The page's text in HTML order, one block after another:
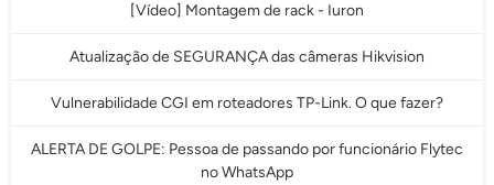
[Vídeo] Montagem de rack - Iuron
Atualização de SEGURANÇA das câmeras Hikvision
Vulnerabilidade CGI em roteadores TP-Link. O que fazer?
ALERTA DE GOLPE: Pessoa de passando por funcionário Flytec
no WhatsApp